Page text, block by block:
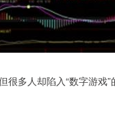
很多人却陷入“数字游